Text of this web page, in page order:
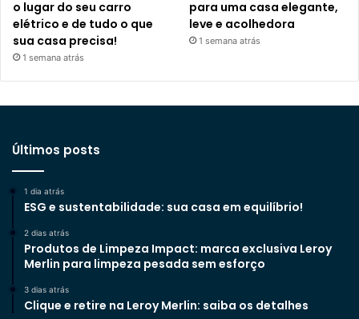
o lugar do seu carro
elétrico e de tudo o que
sua casa precisa!
1 semana atrás
para uma casa elegante,
leve e acolhedora
1 semana atrás
Últimos posts
1 dia atrás
ESG e sustentabilidade: sua casa em equilíbrio!
2 dias atrás
Produtos de Limpeza Impact: marca exclusiva Leroy
Merlin para limpeza pesada sem esforço
3 dias atrás
Clique e retire na Leroy Merlin: saiba os detalhes